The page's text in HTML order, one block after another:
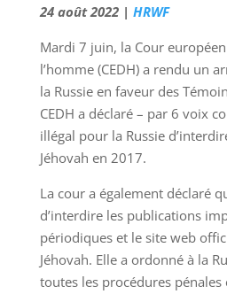
24 août 2022 | HRWF
Mardi 7 juin, la Cour
l’homme (CEDH) a rendu un
la Russie en faveur des
CEDH a déclaré – par 6 voix
illégal pour la Russie
Jéhovah en 2017.
La cour a également déclaré
d’interdire les publications
périodiques et le site web
Jéhovah. Elle a ordonné à la
toutes les procédures